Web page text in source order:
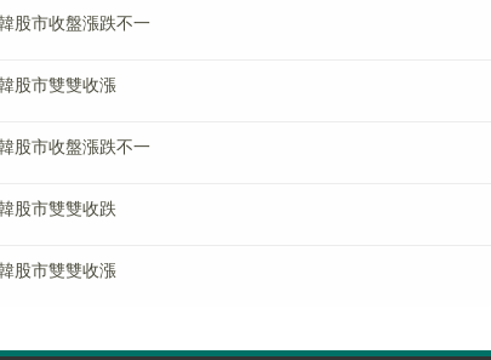
股市收盤漲跌不一
股市雙雙收漲
股市收盤漲跌不一
股市雙雙收跌
股市雙雙收漲